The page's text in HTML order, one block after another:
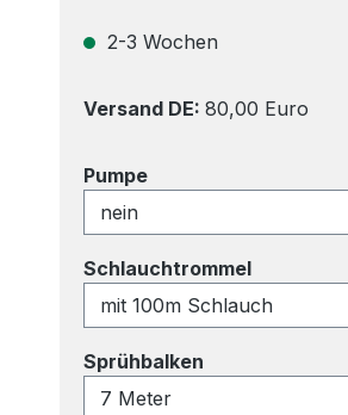
2-3 Wochen
Versand DE: 80,00 Euro
Pumpeauswählen
Schlauchtrommelauswählen
Sprühbalken